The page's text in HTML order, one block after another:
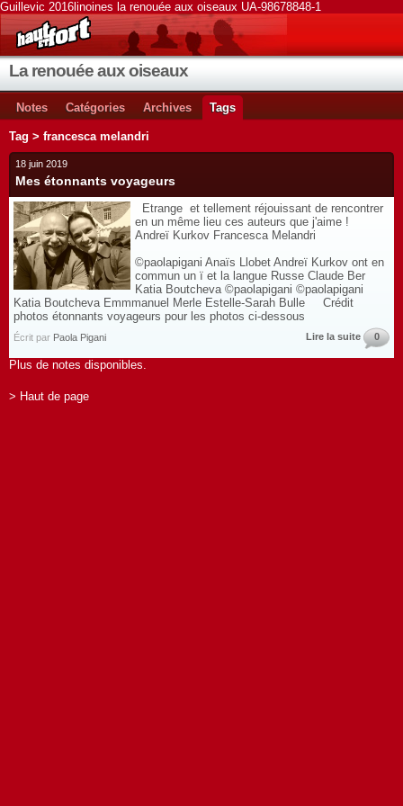
Guillevic 2016linoines la renouée aux oiseaux UA-98678848-1
La renouée aux oiseaux
Notes Catégories Archives Tags
Tag > francesca melandri
18 juin 2019
Mes étonnants voyageurs
Etrange et tellement réjouissant de rencontrer
en un même lieu ces auteurs que j'aime !
Andreï Kurkov Francesca Melandri
©paolapigani Anaïs Llobet Andreï Kurkov ont en
commun un ï et la langue Russe Claude Ber
Katia Boutcheva ©paolapigani ©paolapigani
Katia Boutcheva Emmmanuel Merle Estelle-Sarah Bulle Crédit
photos étonnants voyageurs pour les photos ci-dessous
Écrit par Paola Pigani Lire la suite 0
Plus de notes disponibles.
> Haut de page